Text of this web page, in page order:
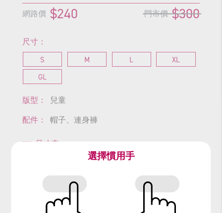
網路價 $240 門市價 $300
尺寸：
S M L
XL
GL
版型： 兒童
配件： 帽子、連身褲
尺寸表
選擇慣用手